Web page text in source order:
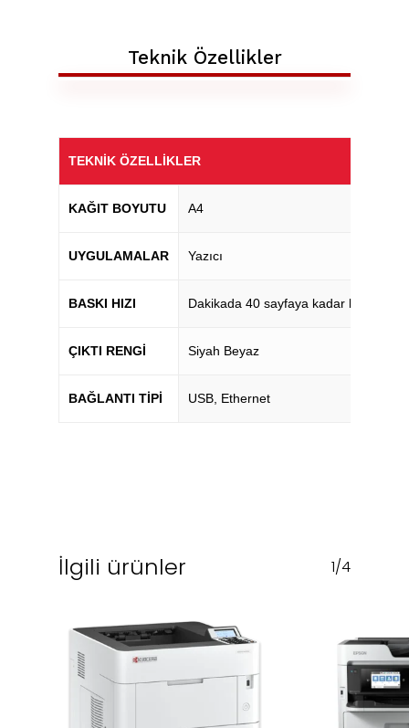
Teknik Özellikler
TEKNIK ÖZELLIKLER
KAĞIT BOYUTU A4
UYGULAMALAR Yazıcı
BASKI HIZI Dakikada 40 sayfaya kadar baskı
ÇIKTI RENGI Siyah Beyaz
BAĞLANTI TIPI USB, Ethernet
İlgili ürünler 1/4